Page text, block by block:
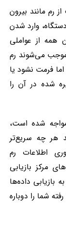
رم مانند بیرون
وارد شدن
همه از عواملی
می‌شوند رم
فرمت نشود یا
شده در آن را
شده است،
هر چه سریع‌تر
اطلاعات رم
مرکز بازیابی
بازیابی داده‌ها
شما را دوباره